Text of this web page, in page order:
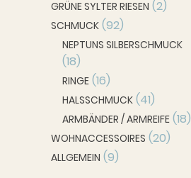
GRÜNE SYLTER RIESEN (2)
SCHMUCK (92)
NEPTUNS SILBERSCHMUCK
(18)
RINGE (16)
HALSSCHMUCK (41)
ARMBÄNDER / ARMREIFE (18)
WOHNACCESSOIRES (20)
ALLGEMEIN (9)